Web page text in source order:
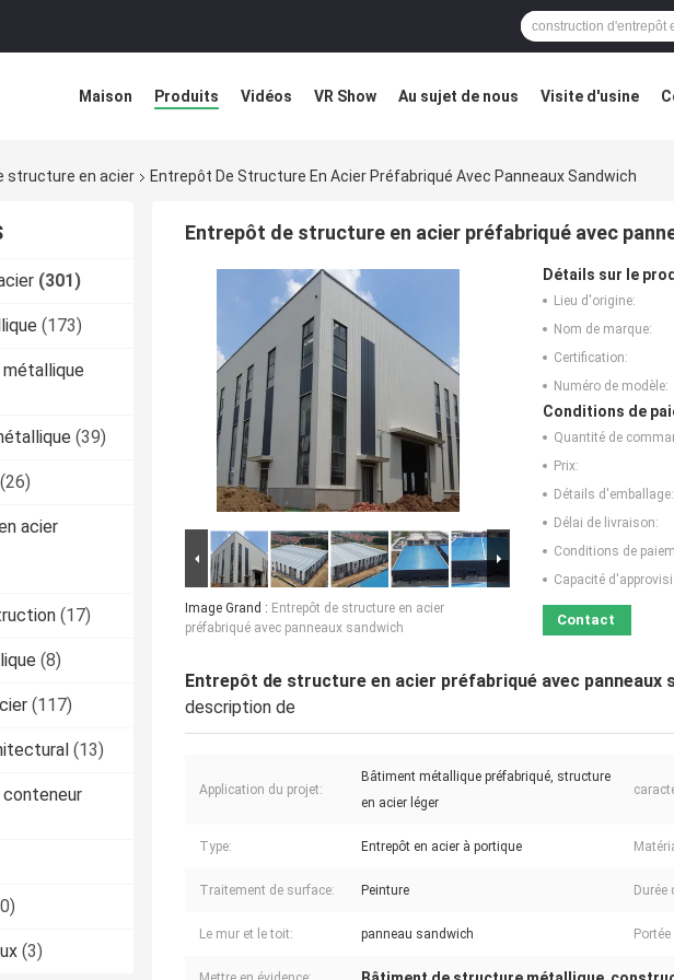
Maison Produits Vidéos VR Show Au sujet de nous Visite d'usine
structure en acier Entrepôt De Structure En Acier Préfabriqué Avec Panneaux Sandwich
(301)
(173)
(39)
(26)
acier
(17)
(8)
(117)
(13)
conteneur
(3)
Entrepôt de structure en acier préfabriqué avec
Image Grand : Entrepôt de structure en acier
préfabriqué avec panneaux sandwich
Détails sur le
Lieu d'origine:
Nom de marque:
Certification:
Numéro de modèle:
Conditions de
Quantité de
Prix:
Détails d'emballage:
Délai de livraison:
Conditions de
Capacité
Contact
Entrepôt de structure en acier préfabriqué avec panneaux
description de
Application du projet:
Bâtiment métallique préfabriqué, structure
en acier léger
Type: Entrepôt en acier à portique
Traitement de surface: Peinture Durée
Le mur et le toit: panneau sandwich